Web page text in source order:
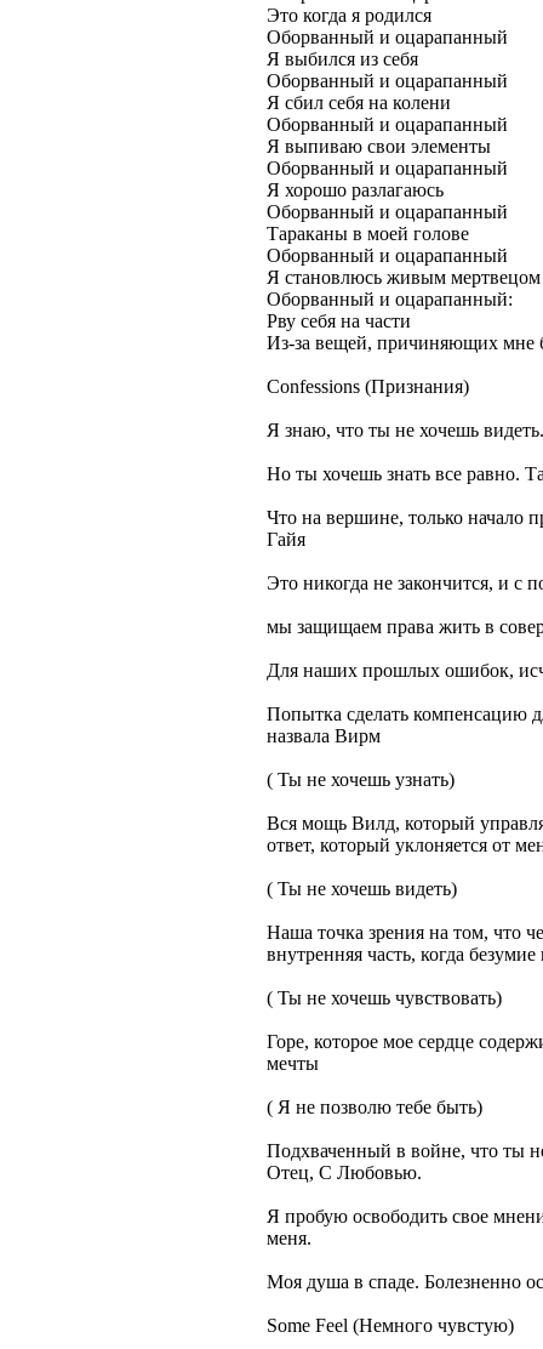
Это когда я родился
Оборванный и оцарапанный
Я выбился из себя
Оборванный и оцарапанный
Я сбил себя на колени
Оборванный и оцарапанный
Я выпиваю свои элементы
Оборванный и оцарапанный
Я хорошо разлагаюсь
Оборванный и оцарапанный
Тараканы в моей голове
Оборванный и оцарапанный
Я становлюсь живым мертвецом
Оборванный и оцарапанный:
Рву себя на части
Из-за вещей, причиняющих мне
Confessions (Признания)
Я знаю, что ты не хочешь
Но ты хочешь знать все равно.
Что на вершине, только начало
Гайя
Это никогда не закончится, и с
мы защищаем права жить в
Для наших прошлых ошибок,
Попытка сделать компенсацию
назвала Вирм
( Ты не хочешь узнать)
Вся мощь Вилд, который
ответ, который уклоняется от
( Ты не хочешь видеть)
Наша точка зрения на том, что
внутренняя часть, когда безумие
( Ты не хочешь чувствовать)
Горе, которое мое сердце
мечты
( Я не позволю тебе быть)
Подхваченный в войне, что ты
Отец, С Любовью.
Я пробую освободить свое
меня.
Моя душа в спаде. Болезненно
Some Feel (Немного чувстую)